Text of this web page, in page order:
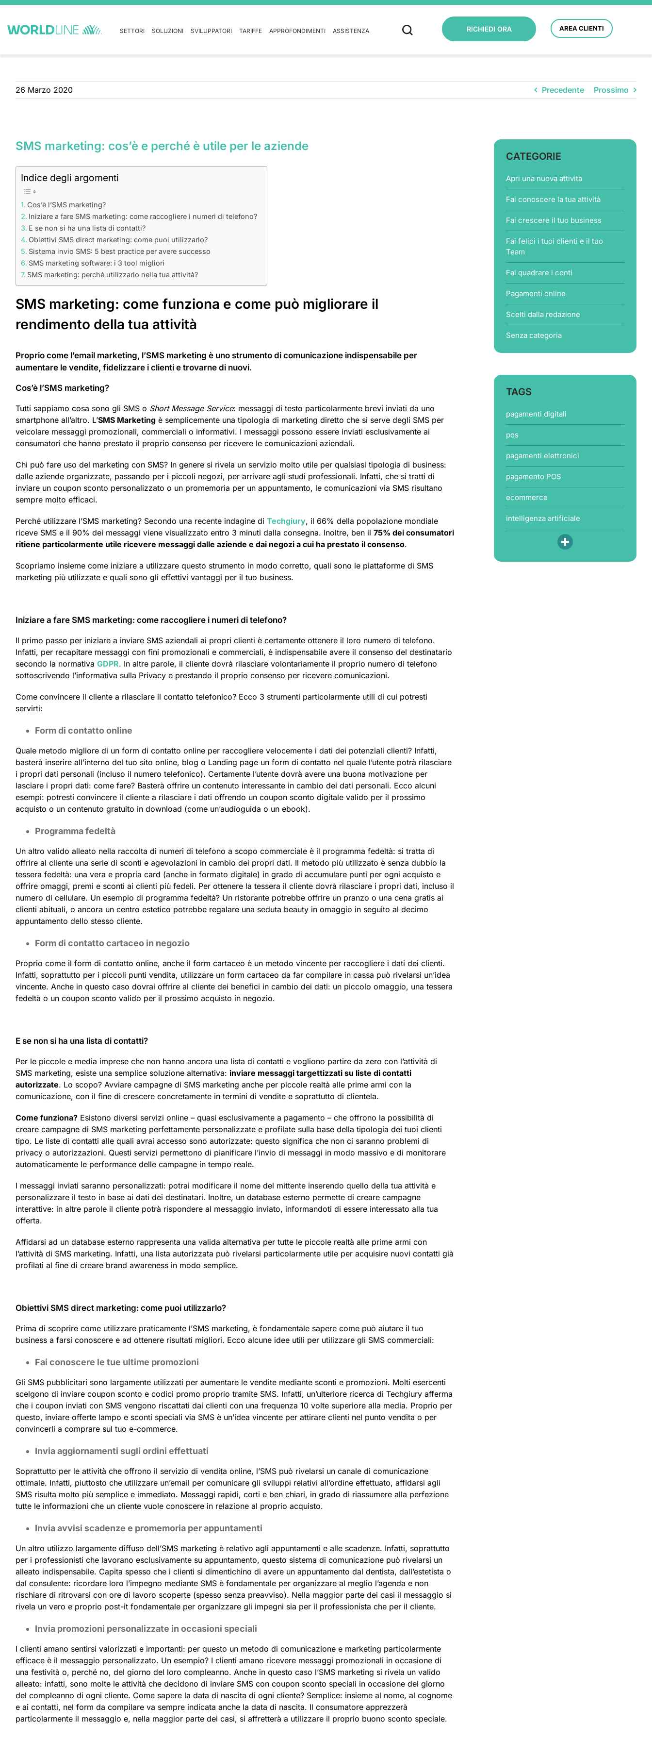
SETTORI SOLUZIONI SVILUPPATORI TARIFFE APPROFONDIMENTI ASSISTENZA RICHIEDI ORA AREA CLIENTI
26 Marzo 2020 Precedente Prossimo
SMS marketing: cos’è e perché è utile per le aziende
Indice degli argomenti
Cos’è l’SMS marketing?
Iniziare a fare SMS marketing: come raccogliere i numeri di telefono?
E se non si ha una lista di contatti?
Obiettivi SMS direct marketing: come puoi utilizzarlo?
Sistema invio SMS: 5 best practice per avere successo
SMS marketing software: i 3 tool migliori
SMS marketing: perché utilizzarlo nella tua attività?
SMS marketing: come funziona e come può migliorare il
rendimento della tua attività
Proprio come l’email marketing, l’SMS marketing è uno strumento di comunicazione indispensabile per
aumentare le vendite, fidelizzare i clienti e trovarne di nuovi.
Cos’è l’SMS marketing?
Tutti sappiamo cosa sono gli SMS o Short Message Service: messaggi di testo particolarmente brevi inviati da uno
smartphone all’altro. L’SMS Marketing è semplicemente una tipologia di marketing diretto che si serve degli SMS per
veicolare messaggi promozionali, commerciali o informativi. I messaggi possono essere inviati esclusivamente ai
consumatori che hanno prestato il proprio consenso per ricevere le comunicazioni aziendali.
Chi può fare uso del marketing con SMS? In genere si rivela un servizio molto utile per qualsiasi tipologia di business:
dalle aziende organizzate, passando per i piccoli negozi, per arrivare agli studi professionali. Infatti, che si tratti di
inviare un coupon sconto personalizzato o un promemoria per un appuntamento, le comunicazioni via SMS risultano
sempre molto efficaci.
Perché utilizzare l’SMS marketing? Secondo una recente indagine di Techgiury, il 66% della popolazione mondiale
riceve SMS e il 90% dei messaggi viene visualizzato entro 3 minuti dalla consegna. Inoltre, ben il 75% dei consumatori
ritiene particolarmente utile ricevere messaggi dalle aziende e dai negozi a cui ha prestato il consenso.
Scopriamo insieme come iniziare a utilizzare questo strumento in modo corretto, quali sono le piattaforme di SMS
marketing più utilizzate e quali sono gli effettivi vantaggi per il tuo business.
Iniziare a fare SMS marketing: come raccogliere i numeri di telefono?
Il primo passo per iniziare a inviare SMS aziendali ai propri clienti è certamente ottenere il loro numero di telefono.
Infatti, per recapitare messaggi con fini promozionali e commerciali, è indispensabile avere il consenso del destinatario
secondo la normativa GDPR. In altre parole, il cliente dovrà rilasciare volontariamente il proprio numero di telefono
sottoscrivendo l’informativa sulla Privacy e prestando il proprio consenso per ricevere comunicazioni.
Come convincere il cliente a rilasciare il contatto telefonico? Ecco 3 strumenti particolarmente utili di cui potresti
servirti:
Form di contatto online
Quale metodo migliore di un form di contatto online per raccogliere velocemente i dati dei potenziali clienti? Infatti,
basterà inserire all’interno del tuo sito online, blog o Landing page un form di contatto nel quale l’utente potrà rilasciare
i propri dati personali (incluso il numero telefonico). Certamente l’utente dovrà avere una buona motivazione per
lasciare i propri dati: come fare? Basterà offrire un contenuto interessante in cambio dei dati personali. Ecco alcuni
esempi: potresti convincere il cliente a rilasciare i dati offrendo un coupon sconto digitale valido per il prossimo
acquisto o un contenuto gratuito in download (come un’audioguida o un ebook).
Programma fedeltà
Un altro valido alleato nella raccolta di numeri di telefono a scopo commerciale è il programma fedeltà: si tratta di
offrire al cliente una serie di sconti e agevolazioni in cambio dei propri dati. Il metodo più utilizzato è senza dubbio la
tessera fedeltà: una vera e propria card (anche in formato digitale) in grado di accumulare punti per ogni acquisto e
offrire omaggi, premi e sconti ai clienti più fedeli. Per ottenere la tessera il cliente dovrà rilasciare i propri dati, incluso il
numero di cellulare. Un esempio di programma fedeltà? Un ristorante potrebbe offrire un pranzo o una cena gratis ai
clienti abituali, o ancora un centro estetico potrebbe regalare una seduta beauty in omaggio in seguito al decimo
appuntamento dello stesso cliente.
Form di contatto cartaceo in negozio
Proprio come il form di contatto online, anche il form cartaceo è un metodo vincente per raccogliere i dati dei clienti.
Infatti, soprattutto per i piccoli punti vendita, utilizzare un form cartaceo da far compilare in cassa può rivelarsi un’idea
vincente. Anche in questo caso dovrai offrire al cliente dei benefici in cambio dei dati: un piccolo omaggio, una tessera
fedeltà o un coupon sconto valido per il prossimo acquisto in negozio.
E se non si ha una lista di contatti?
Per le piccole e media imprese che non hanno ancora una lista di contatti e vogliono partire da zero con l’attività di
SMS marketing, esiste una semplice soluzione alternativa: inviare messaggi targettizzati su liste di contatti
autorizzate. Lo scopo? Avviare campagne di SMS marketing anche per piccole realtà alle prime armi con la
comunicazione, con il fine di crescere concretamente in termini di vendite e soprattutto di clientela.
Come funziona? Esistono diversi servizi online – quasi esclusivamente a pagamento – che offrono la possibilità di
creare campagne di SMS marketing perfettamente personalizzate e profilate sulla base della tipologia dei tuoi clienti
tipo. Le liste di contatti alle quali avrai accesso sono autorizzate: questo significa che non ci saranno problemi di
privacy o autorizzazioni. Questi servizi permettono di pianificare l’invio di messaggi in modo massivo e di monitorare
automaticamente le performance delle campagne in tempo reale.
I messaggi inviati saranno personalizzati: potrai modificare il nome del mittente inserendo quello della tua attività e
personalizzare il testo in base ai dati dei destinatari. Inoltre, un database esterno permette di creare campagne
interattive: in altre parole il cliente potrà rispondere al messaggio inviato, informandoti di essere interessato alla tua
offerta.
Affidarsi ad un database esterno rappresenta una valida alternativa per tutte le piccole realtà alle prime armi con
l’attività di SMS marketing. Infatti, una lista autorizzata può rivelarsi particolarmente utile per acquisire nuovi contatti già
profilati al fine di creare brand awareness in modo semplice.
Obiettivi SMS direct marketing: come puoi utilizzarlo?
Prima di scoprire come utilizzare praticamente l’SMS marketing, è fondamentale sapere come può aiutare il tuo
business a farsi conoscere e ad ottenere risultati migliori. Ecco alcune idee utili per utilizzare gli SMS commerciali:
Fai conoscere le tue ultime promozioni
Gli SMS pubblicitari sono largamente utilizzati per aumentare le vendite mediante sconti e promozioni. Molti esercenti
scelgono di inviare coupon sconto e codici promo proprio tramite SMS. Infatti, un’ulteriore ricerca di Techgiury afferma
che i coupon inviati con SMS vengono riscattati dai clienti con una frequenza 10 volte superiore alla media. Proprio per
questo, inviare offerte lampo e sconti speciali via SMS è un’idea vincente per attirare clienti nel punto vendita o per
convincerli a comprare sul tuo e-commerce.
Invia aggiornamenti sugli ordini effettuati
Soprattutto per le attività che offrono il servizio di vendita online, l’SMS può rivelarsi un canale di comunicazione
ottimale. Infatti, piuttosto che utilizzare un’email per comunicare gli sviluppi relativi all’ordine effettuato, affidarsi agli
SMS risulta molto più semplice e immediato. Messaggi rapidi, corti e ben chiari, in grado di riassumere alla perfezione
tutte le informazioni che un cliente vuole conoscere in relazione al proprio acquisto.
Invia avvisi scadenze e promemoria per appuntamenti
Un altro utilizzo largamente diffuso dell’SMS marketing è relativo agli appuntamenti e alle scadenze. Infatti, soprattutto
per i professionisti che lavorano esclusivamente su appuntamento, questo sistema di comunicazione può rivelarsi un
alleato indispensabile. Capita spesso che i clienti si dimentichino di avere un appuntamento dal dentista, dall’estetista o
dal consulente: ricordare loro l’impegno mediante SMS è fondamentale per organizzare al meglio l’agenda e non
rischiare di ritrovarsi con ore di lavoro scoperte (spesso senza preavviso). Nella maggior parte dei casi il messaggio si
rivela un vero e proprio post-it fondamentale per organizzare gli impegni sia per il professionista che per il cliente.
Invia promozioni personalizzate in occasioni speciali
I clienti amano sentirsi valorizzati e importanti: per questo un metodo di comunicazione e marketing particolarmente
efficace è il messaggio personalizzato. Un esempio? I clienti amano ricevere messaggi promozionali in occasione di
una festività o, perché no, del giorno del loro compleanno. Anche in questo caso l’SMS marketing si rivela un valido
alleato: infatti, sono molte le attività che decidono di inviare SMS con coupon sconto speciali in occasione del giorno
del compleanno di ogni cliente. Come sapere la data di nascita di ogni cliente? Semplice: insieme al nome, al cognome
e ai contatti, nel form da compilare va sempre indicata anche la data di nascita. Il consumatore apprezzerà
particolarmente il messaggio e, nella maggior parte dei casi, si affretterà a utilizzare il proprio buono sconto speciale.
CATEGORIE
Apri una nuova attività
Fai conoscere la tua attività
Fai crescere il tuo business
Fai felici i tuoi clienti e il tuo
Team
Fai quadrare i conti
Pagamenti online
Scelti dalla redazione
Senza categoria
TAGS
pagamenti digitali
pos
pagamenti elettronici
pagamento POS
ecommerce
intelligenza artificiale